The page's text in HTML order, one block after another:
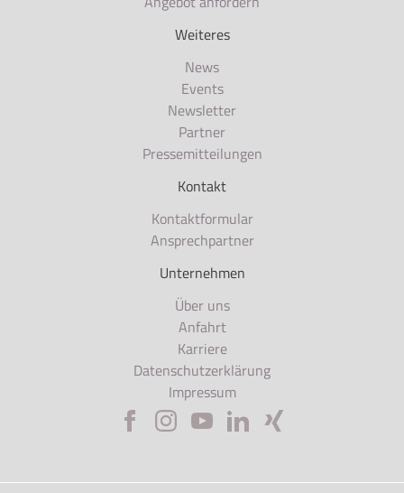
Weiteres
News
Events
Newsletter
Partner
Pressemitteilungen
Kontakt
Kontaktformular
Ansprechpartner
Unternehmen
Über uns
Anfahrt
Karriere
Datenschutzerklärung
Impressum